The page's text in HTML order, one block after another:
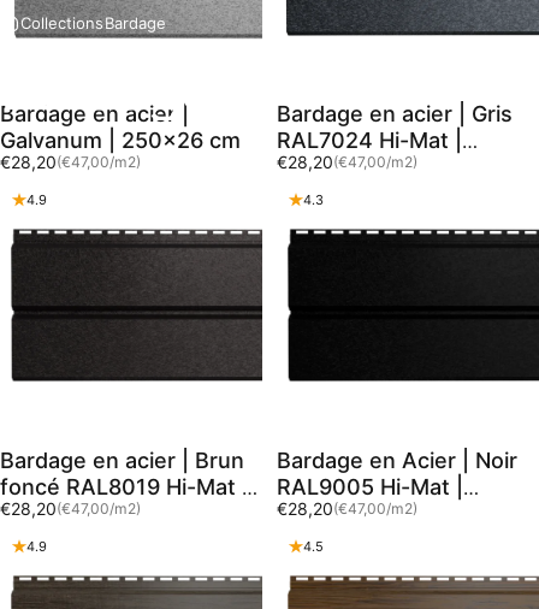
CollectionsBardage
Bardage
Bardage en acier |
Galvanum | 250x26 cm
€28,20
Prix unitaire
(€47,00/
par m2)
Bardage en acier | Gris
RAL7024 Hi-Mat |
250x26 cm
€28,20
Prix unitaire
(€47,00/
par m2)
4.9
Bardage en acier | Brun
foncé RAL8019 Hi-Mat |
250x26 cm
€28,20
Prix unitaire
(€47,00/
par m2)
4.3
Bardage en Acier | Noir
RAL9005 Hi-Mat |
250x26 cm
€28,20
Prix unitaire
(€47,00/
par m2)
4.9 4.5